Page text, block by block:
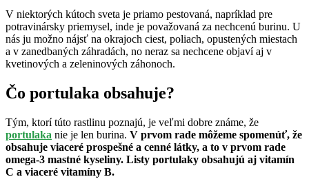
V niektorých kútoch sveta je priamo pestovaná, napríklad pre
potravinársky priemysel, inde je považovaná za nechcenú burinu. U
nás ju možno nájsť na okrajoch ciest, poliach, opustených miestach
a v zanedbaných záhradách, no neraz sa nechcene objaví aj v
kvetinových a zeleninových záhonoch.
Čo portulaka obsahuje?
Tým, ktorí túto rastlinu poznajú, je veľmi dobre známe, že
portulaka nie je len burina. V prvom rade môžeme spomenúť, že
obsahuje viaceré prospešné a cenné látky, a to v prvom rade
omega-3 mastné kyseliny. Listy portulaky obsahujú aj vitamín
C a viaceré vitamíny B.